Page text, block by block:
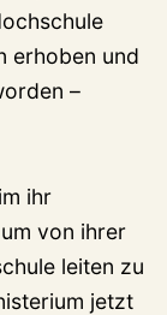
erhoben und
–
ihr
von ihrer
leiten zu
jetzt